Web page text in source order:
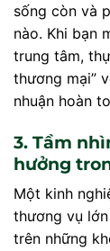
sống còn và
nào. Khi bạn
trung tâm,
thương mại”
nhuận hoàn
3. Tầm
hưởng
Một kinh
thương vụ
trên những